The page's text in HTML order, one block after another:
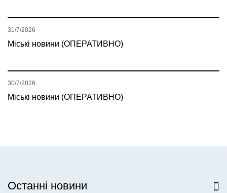
Міські новини (ОПЕРАТИВНО)
31/7/2026
Міські новини (ОПЕРАТИВНО)
30/7/2026
Останні новини